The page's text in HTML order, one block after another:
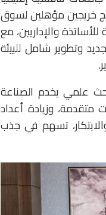
خريجين مؤهلين لسوق
والإداريين، مع
وتطوير شامل للبيئة
علمي يخدم الصناعة
متقدمة، وزيادة أعداد
تسهم في جذب